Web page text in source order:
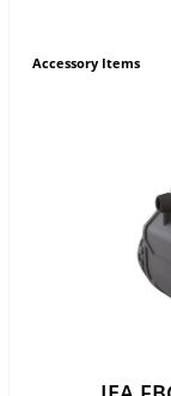
Accessory Items